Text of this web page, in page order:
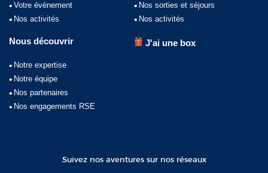
Votre évènement
Nos activités
Nos sorties et séjours
Nos activités
Nous découvrir
Notre expertise
Notre équipe
Nos partenaires
Nos engagements RSE
J'ai une box
Suivez nos aventures sur nos réseaux